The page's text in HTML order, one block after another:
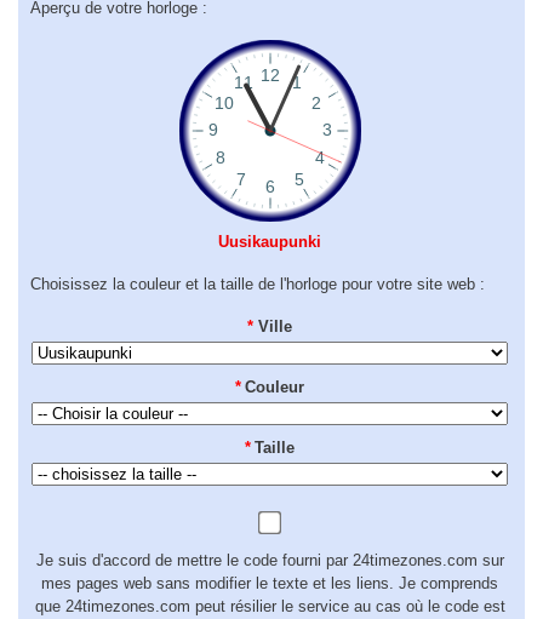
Aperçu de votre horloge :
Uusikaupunki
Choisissez la couleur et la taille de l'horloge pour votre site web :
* Ville
* Couleur
* Taille
Je suis d'accord de mettre le code fourni par 24timezones.com sur
mes pages web sans modifier le texte et les liens. Je comprends
que 24timezones.com peut résilier le service au cas où le code est